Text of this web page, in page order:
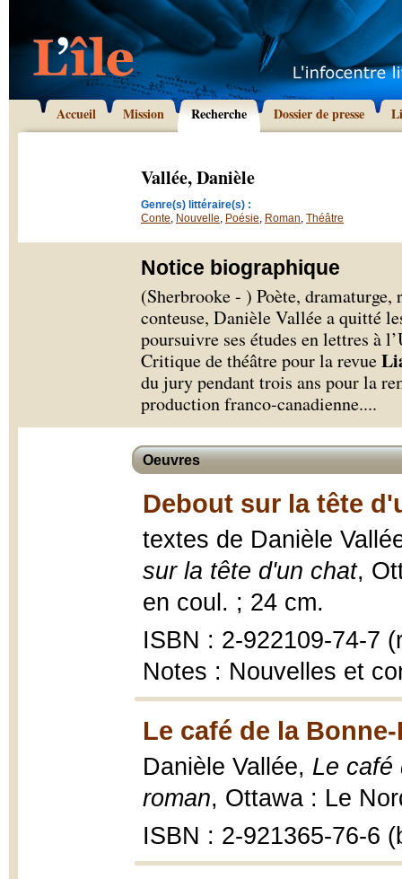
Accueil Mission Recherche Dossier de presse
Vallée, Danièle
Genre(s) littéraire(s) :
Conte, Nouvelle, Poésie, Roman, Théâtre
Notice biographique
(Sherbrooke - ) Poète,
conteuse, Danièle Vallée a quitté
poursuivre ses études en lettres à
Critique de théâtre pour la revue
du jury pendant trois ans pour la
production franco-canadienne....
Oeuvres
Debout sur la tête
textes de Danièle
sur la tête d'un chat,
en coul. ; 24 cm.
ISBN : 2-922109-74-7
Notes : Nouvelles et
Le café de la
Danièle Vallée, Le café
roman, Ottawa : Le
ISBN : 2-921365-76-6